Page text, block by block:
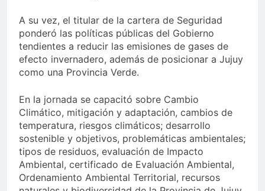
A su vez, el titular de la cartera de Seguridad
ponderó las políticas públicas del Gobierno
tendientes a reducir las emisiones de gases de
efecto invernadero, además de posicionar a Jujuy
como una Provincia Verde.
En la jornada se capacitó sobre Cambio
Climático, mitigación y adaptación, cambios de
temperatura, riesgos climáticos; desarrollo
sostenible y objetivos, problemáticas ambientales;
tipos de residuos, evaluación de Impacto
Ambiental, certificado de Evaluación Ambiental,
Ordenamiento Ambiental Territorial, recursos